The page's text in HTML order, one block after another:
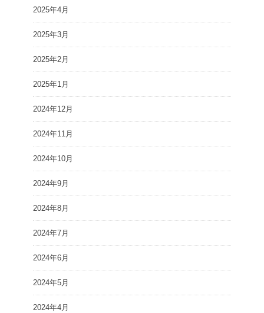
2025年4月
2025年3月
2025年2月
2025年1月
2024年12月
2024年11月
2024年10月
2024年9月
2024年8月
2024年7月
2024年6月
2024年5月
2024年4月